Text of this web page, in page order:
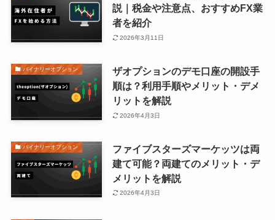
説｜税金や注意点、おすすめFX業
者を紹介
2026年3月11日
バイナリーオプション
ザオプションのデモ口座の開設手
順は？利用手順やメリット・デメ
リットを解説
2026年4月3日
バイナリーオプション
ファイブスターズマーケッツは両
建て可能？両建てのメリット・デ
メリットを解説
2026年4月3日